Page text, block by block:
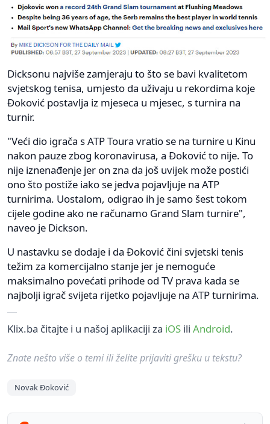
Dicksonu najviše zamjeraju to što se bavi kvalitetom
svjetskog tenisa, umjesto da uživaju u rekordima koje
Đoković postavlja iz mjeseca u mjesec, s turnira na
turnir.
"Veći dio igrača s ATP Toura vratio se na turnire u Kinu
nakon pauze zbog koronavirusa, a Đoković to nije. To
nije iznenađenje jer on zna da još uvijek može postići
ono što postiže iako se jedva pojavljuje na ATP
turnirima. Uostalom, odigrao ih je samo šest tokom
cijele godine ako ne računamo Grand Slam turnire",
naveo je Dickson.
U nastavku se dodaje i da Đoković čini svjetski tenis
težim za komercijalno stanje jer je nemoguće
maksimalno povećati prihode od TV prava kada se
najbolji igrač svijeta rijetko pojavljuje na ATP turnirima.
Klix.ba čitajte i u našoj aplikaciji za iOS ili Android.
Znate nešto više o temi ili želite prijaviti grešku u tekstu?
Novak Đoković